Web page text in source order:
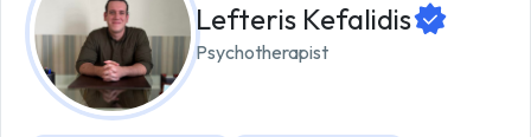
Lefteris Kefalidis
Psychotherapist